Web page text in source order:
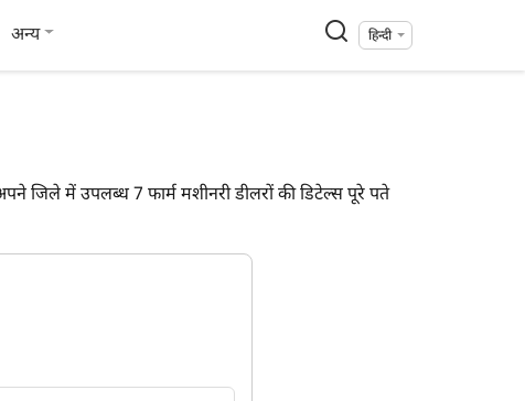
अन्य हिन्दी
जिले में उपलब्ध 7 फार्म मशीनरी डीलरों की डिटेल्स पूरे पते